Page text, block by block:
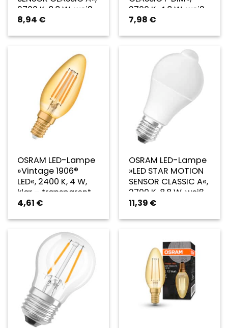
2700 K, 8,8 W, weiß
– weiss
8,94 €
2700 K, 4,8 W, weiß
– weiss
7,98 €
OSRAM LED-Lampe
»Vintage 1906®
LED«, 2400 K, 4 W,
klar – transparent
4,61 €
OSRAM LED-Lampe
»LED STAR MOTION
SENSOR CLASSIC A«,
2700 K, 8,8 W, weiß
– weiss
11,39 €